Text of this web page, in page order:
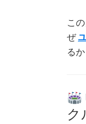
こ
ぜ
る
ク